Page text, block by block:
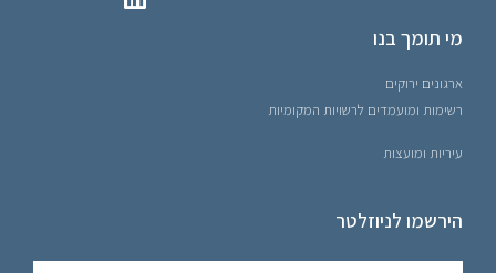
מי תומך בנו
ארגונים ירוקים
רשימות ומועמדים לרשויות המקומיות
עיריות ומועצות
הירשמו לניוזלטר